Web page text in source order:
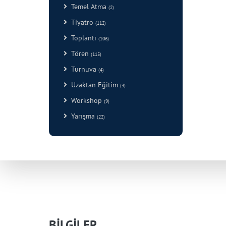
Temel Atma (2)
Tiyatro (112)
Toplantı (106)
Tören (115)
Turnuva (4)
Uzaktan Eğitim (3)
Workshop (9)
Yarışma (22)